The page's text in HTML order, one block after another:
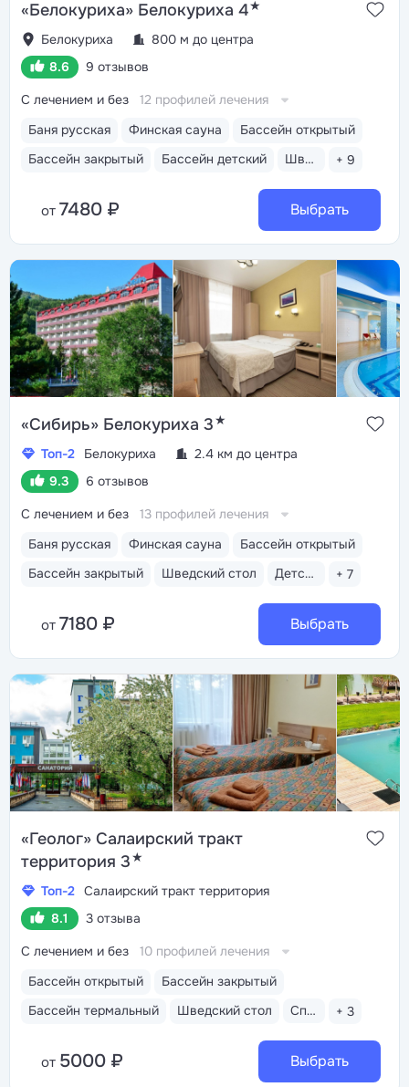
«Белокуриха» Белокуриха 4★
Белокуриха
800 м до центра
8.6
9 отзывов
Баня русская Финская сауна
Бассейн открытый
Бассейн закрытый
Бассейн детский Шведский стол + 9
С лечением и без 12 профилей лечения
от 7480 ₽ Выбрать
«Сибирь» Белокуриха 3★
Топ-2 Белокуриха
2.4 км до центра
9.3
6 отзывов
Баня русская Финская сауна
Бассейн открытый
Бассейн закрытый
Шведский стол Детская комната + 7
С лечением и без 13 профилей лечения
от 7180 ₽ Выбрать
«Геолог» Салаирский тракт
территория 3★
Топ-2 Салаирский тракт территория
8.1
3 отзыва
Бассейн открытый
Бассейн закрытый
Бассейн термальный
Шведский стол Спа-услуги + 3
С лечением и без 10 профилей лечения
от 5000 ₽ Выбрать